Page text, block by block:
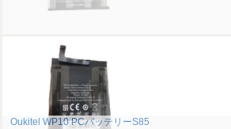
Oukitel WP10 PCバッテリーS85